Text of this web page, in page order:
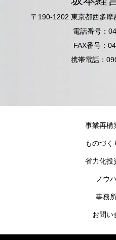
〒190-1202 東京都西多
電話番号：
FAX番号：
携帯電話：
事業再構
ものづく
省力化投
ノウ
事務
お問い